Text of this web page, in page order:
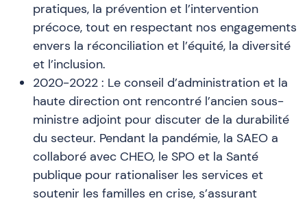
pratiques, la prévention et l’intervention
précoce, tout en respectant nos engagements
envers la réconciliation et l’équité, la diversité
et l’inclusion.
2020-2022 : Le conseil d’administration et la
haute direction ont rencontré l’ancien sous-
ministre adjoint pour discuter de la durabilité
du secteur. Pendant la pandémie, la SAEO a
collaboré avec CHEO, le SPO et la Santé
publique pour rationaliser les services et
soutenir les familles en crise, s’assurant